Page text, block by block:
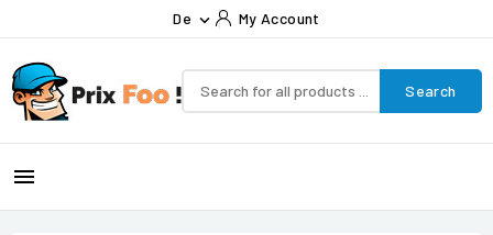
De  My Account
Search
